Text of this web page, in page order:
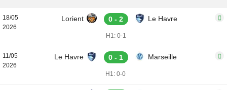
18/05
2026
Lorient 0 - 2 Le Havre
H1: 0-1
11/05
2026
Le Havre 0 - 1 Marseille
H1: 0-0